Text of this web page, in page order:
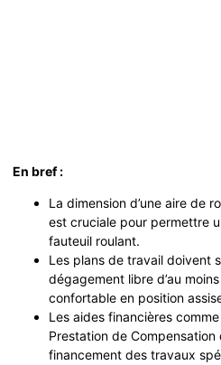
En bref :
La dimension d’une aire de
est cruciale pour permettre
fauteuil roulant.
Les plans de travail doivent
dégagement libre d’au
confortable en position
Les aides financières
Prestation de
financement des travaux